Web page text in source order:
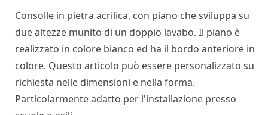
Consolle in pietra acrilica, con piano che sviluppa su
due altezze munito di un doppio lavabo. Il piano è
realizzato in colore bianco ed ha il bordo anteriore in
colore. Questo articolo può essere personalizzato su
richiesta nelle dimensioni e nella forma.
Particolarmente adatto per l'installazione presso